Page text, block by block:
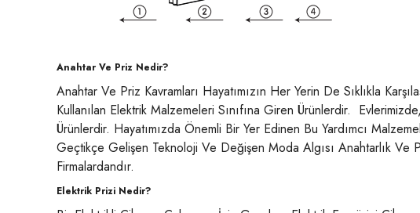
Anahtar Ve Priz Nedir?
Anahtar Ve Priz Kavramları Hayatımızın Her Yerin De Sıklıkla
Kullanılan Elektrik Malzemeleri Sınıfına Giren Ürünlerdir.
Ürünlerdir. Hayatımızda Önemli Bir Yer Edinen Bu Yardımcı
Geçtikçe Gelişen Teknoloji Ve Değişen Moda Algısı Anahtarlık
Firmalardandır.
Elektrik Prizi Nedir?